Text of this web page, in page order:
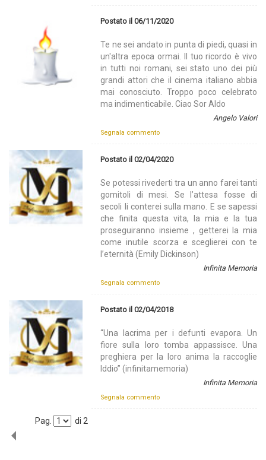
Postato il 06/11/2020
Te ne sei andato in punta di piedi, quasi in
un'altra epoca ormai. Il tuo ricordo è vivo
in tutti noi romani, sei stato uno dei più
grandi attori che il cinema italiano abbia
mai conosciuto. Troppo poco celebrato
ma indimenticabile. Ciao Sor Aldo
Angelo Valori
Segnala commento
Postato il 02/04/2020
Se potessi rivederti tra un anno farei tanti
gomitoli di mesi. Se l’attesa fosse di
secoli li conterei sulla mano. E se sapessi
che finita questa vita, la mia e la tua
proseguiranno insieme , getterei la mia
come inutile scorza e sceglierei con te
l’eternità (Emily Dickinson)
Infinita Memoria
Segnala commento
Postato il 02/04/2018
“Una lacrima per i defunti evapora. Un
fiore sulla loro tomba appassisce. Una
preghiera per la loro anima la raccoglie
Iddio” (infinitamemoria)
Infinita Memoria
Segnala commento
Pag. di 2